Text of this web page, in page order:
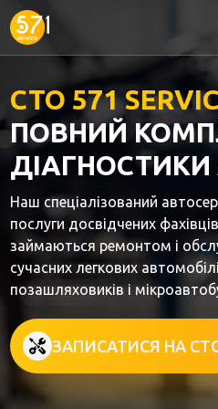
СТО 571
ПОВНИЙ
ДІАГНОСТИКИ
Наш спеціалізований
послуги досвідчених
займаються ремонтом і
сучасних легкових
позашляховиків і
ЗАПИСАТИСЯ НА